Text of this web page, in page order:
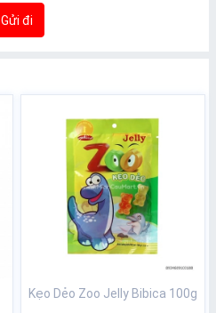
Gửi đi
Kẹo Dẻo Zoo Jelly Bibica 100g